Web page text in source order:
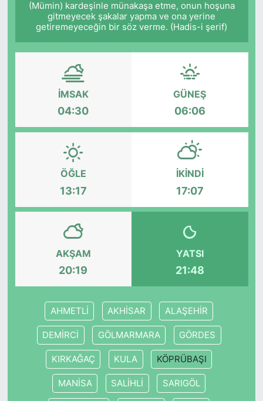
(Mümin) kardeşinle münakaşa etme, onun hoşuna
gitmeyecek şakalar yapma ve ona yerine
getiremeyeceğin bir söz verme. (Hadis-i şerif)
İMSAK
04:30
GÜNEŞ
06:06
ÖĞLE
13:17
İKINDI
17:07
AKŞAM
20:19
YATSI
21:48
AHMETLİ AKHİSAR ALAŞEHİR
DEMİRCİ GÖLMARMARA GÖRDES
KIRKAĞAÇ KULA KÖPRÜBAŞI
MANİSA SALİHLİ SARIGÖL
Haber Arşivi